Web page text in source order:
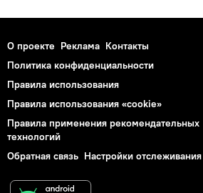
О проекте Реклама Контакты
Политика конфиденциальности
Правила использования
Правила использования «cookie»
Правила применения рекомендательных
технологий
Обратная связь Настройки отслеживания